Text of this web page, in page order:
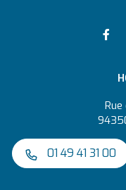
01 49 41 31 00